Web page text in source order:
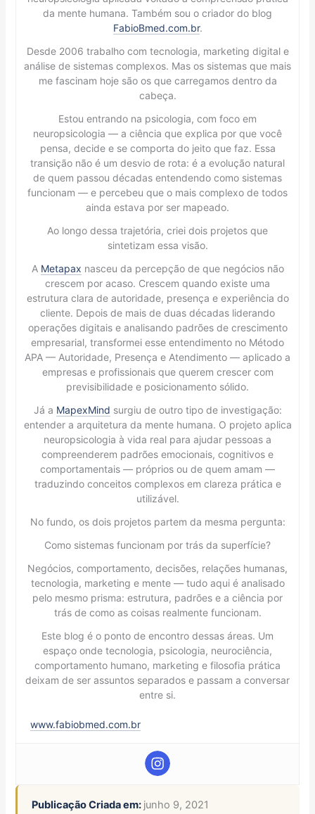
da mente humana. Também sou o criador do blog
FabioBmed.com.br.
Desde 2006 trabalho com tecnologia, marketing digital e
análise de sistemas complexos. Mas os sistemas que mais
me fascinam hoje são os que carregamos dentro da
cabeça.
Estou entrando na psicologia, com foco em
neuropsicologia — a ciência que explica por que você
pensa, decide e se comporta do jeito que faz. Essa
transição não é um desvio de rota: é a evolução natural
de quem passou décadas entendendo como sistemas
funcionam — e percebeu que o mais complexo de todos
ainda estava por ser mapeado.
Ao longo dessa trajetória, criei dois projetos que
sintetizam essa visão.
A Metapax nasceu da percepção de que negócios não
crescem por acaso. Crescem quando existe uma
estrutura clara de autoridade, presença e experiência do
cliente. Depois de mais de duas décadas liderando
operações digitais e analisando padrões de crescimento
empresarial, transformei esse entendimento no Método
APA — Autoridade, Presença e Atendimento — aplicado a
empresas e profissionais que querem crescer com
previsibilidade e posicionamento sólido.
Já a MapexMind surgiu de outro tipo de investigação:
entender a arquitetura da mente humana. O projeto aplica
neuropsicologia à vida real para ajudar pessoas a
compreenderem padrões emocionais, cognitivos e
comportamentais — próprios ou de quem amam —
traduzindo conceitos complexos em clareza prática e
utilizável.
No fundo, os dois projetos partem da mesma pergunta:
Como sistemas funcionam por trás da superfície?
Negócios, comportamento, decisões, relações humanas,
tecnologia, marketing e mente — tudo aqui é analisado
pelo mesmo prisma: estrutura, padrões e a ciência por
trás de como as coisas realmente funcionam.
Este blog é o ponto de encontro dessas áreas. Um
espaço onde tecnologia, psicologia, neurociência,
comportamento humano, marketing e filosofia prática
deixam de ser assuntos separados e passam a conversar
entre si.
www.fabiobmed.com.br
Publicação Criada em: junho 9, 2021